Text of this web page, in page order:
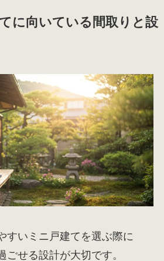
に向いている間取りと設
すいミニ戸建てを選ぶ際に
ごせる設計が大切です。